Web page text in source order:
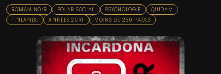
INDEX
RECHERCHE
LIENS & FESTIVALS
ROMAN NOIR POLAR SOCIAL PSYCHOLOGIE
QUIDAM
FINLANDE
ANNÉES 2010 MOINS DE 250 PAGES